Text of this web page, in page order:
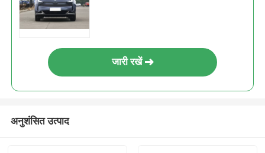
जारी रखें
अनुशंसित उत्पाद